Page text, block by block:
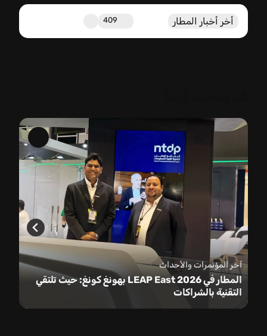
أخر أخبار المطار
آخر المؤتمرات والأحداث
المطار في LEAP East 2026 بهونغ كونغ: حيث تلتقي
التقنية بالشراكات